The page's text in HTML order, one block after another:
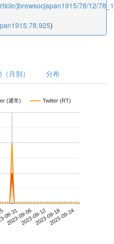
jbrewsocjapan1915/78/12/
)
月別） 分布
(通常) Twitter (RT)
08-31
2023-09-062023-09-122023-09-182023-09-24